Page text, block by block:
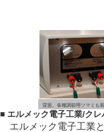
背面。各種調節用ツマミも
■ エルメック電子工業/クレ
エルメック電子工業